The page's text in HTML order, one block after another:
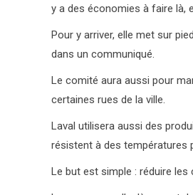
y a des économies à faire là,
Pour y arriver, elle met sur
dans un communiqué.
Le comité aura aussi pour
certaines rues de la ville.
Laval utilisera aussi des
résistent à des températures
Le but est simple : réduire